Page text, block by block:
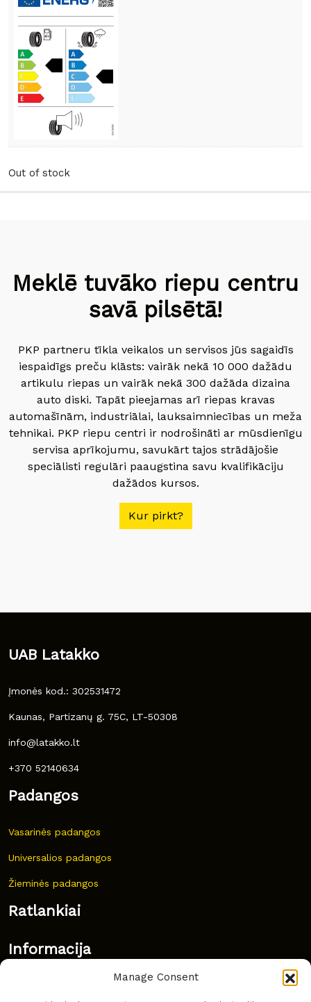
Manage Consent
Out of stock
Meklē tuvāko riepu centru
savā pilsētā!
PKP partneru tīkla veikalos un servisos jūs sagaidīs
iespaidīgs preču klāsts: vairāk nekā 10 000 dažādu
artikulu riepas un vairāk nekā 300 dažāda dizaina
auto diski. Tapāt pieejamas arī riepas kravas
automašīnām, industriālai, lauksaimniecības un meža
tehnikai. PKP riepu centri ir nodrošināti ar mūsdienīgu
servisa aprīkojumu, savukārt tajos strādājošie
speciālisti regulāri paaugstina savu kvalifikāciju
dažādos kursos.
Kur pirkt?
UAB Latakko
Įmonės kod.: 302531472
Kaunas, Partizanų g. 75C, LT-50308
info@latakko.lt
+370 52140634
Padangos
Vasarinės padangos
Universalios padangos
Žieminės padangos
Ratlankiai
Informacija